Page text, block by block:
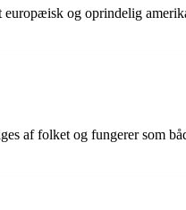
og oprindelig
af folket og fungerer som